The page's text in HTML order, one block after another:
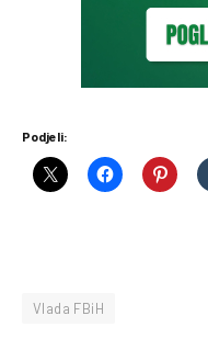
Podjeli:
Vlada FBiH